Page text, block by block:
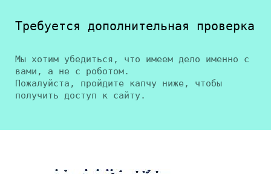
Требуется дополнительная проверка
Мы хотим убедиться, что имеем дело именно с
вами, а не с роботом.
Пожалуйста, пройдите капчу ниже, чтобы
получить доступ к сайту.